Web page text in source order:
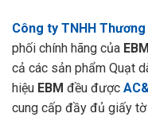
Công ty TNHH
phối chính hãng của
cả các sản phẩm Quạt
hiệu EBM đều được
cung cấp đầy đủ giấy